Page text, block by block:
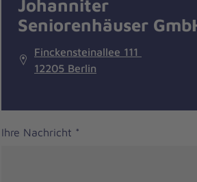
Johanniter
Seniorenhäuser
Finckensteinallee 111
12205 Berlin
Ihre Nachricht *